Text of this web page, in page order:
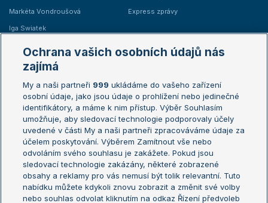
Markéta Vondroušová
Iga Swiatek
Express zprávy
Žebříčky
Žebříček ATP (muži)
Žebříček WTA (ženy)
Sázkařský žebříček
Australian Open
French Open
Wimbledon
US Open
Turnaj mistrů
Turnaj mistryň
Aktualní trendy
Ochrana vašich osobních údajů nás
zajímá
My a naši partneři 999 ukládáme do vašeho zařízení
osobní údaje, jako jsou údaje o prohlížení nebo jedinečné
identifikátory, a máme k nim přístup. Výběr Souhlasím
umožňuje, aby sledovací technologie podporovaly účely
uvedené v části My a naši partneři zpracováváme údaje za
účelem poskytování. Výběrem Zamítnout vše nebo
odvoláním svého souhlasu je zakážete. Pokud jsou
sledovací technologie zakázány, některé zobrazené
obsahy a reklamy pro vás nemusí být tolik relevantní. Tuto
nabídku můžete kdykoli znovu zobrazit a změnit své volby
nebo souhlas odvolat kliknutím na odkaz Řízení předvoleb